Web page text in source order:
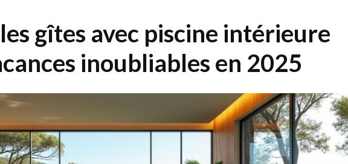
gîtes avec piscine intérieure
inoubliables en 2025